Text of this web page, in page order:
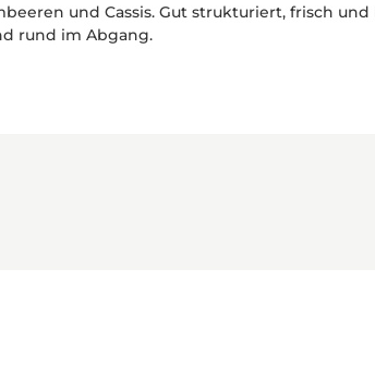
und Cassis. Gut strukturiert, frisch
rund im Abgang.